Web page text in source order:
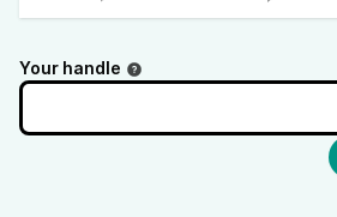
Your handle